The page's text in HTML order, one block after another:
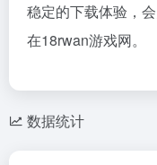
稳定的下载体验，
在18rwan游戏网。
数据统计